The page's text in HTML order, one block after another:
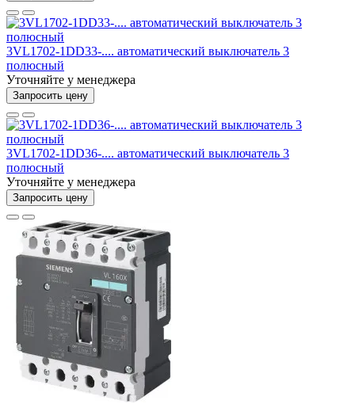
3VL1702-1DD33-.... автоматический выключатель 3
полюсный
Уточняйте у менеджера
Запросить цену
3VL1702-1DD36-.... автоматический выключатель 3
полюсный
Уточняйте у менеджера
Запросить цену